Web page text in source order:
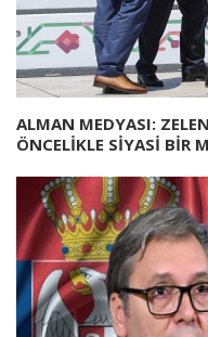
ALMAN MEDYASI:
ÖNCELİKLE SİYASİ BİR